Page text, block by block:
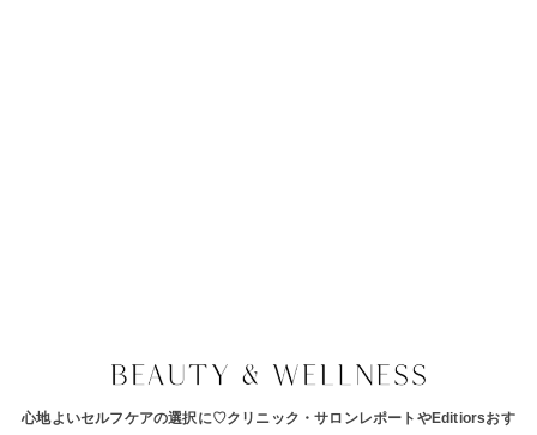
心地よいセルフケアの選択に♡クリニック・サロンレポートやEditiorsおす